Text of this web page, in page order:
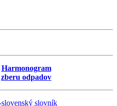
Harmonogram
zberu odpadov